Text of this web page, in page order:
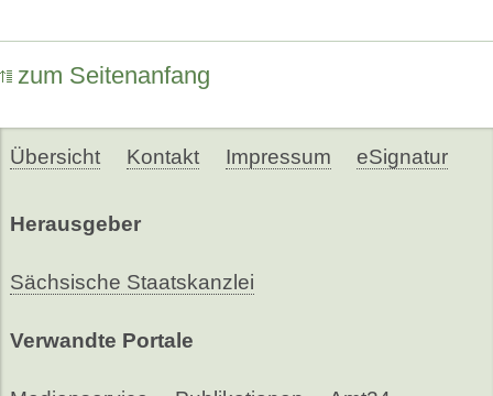
zum Seitenanfang
Übersicht Kontakt Impressum eSignatur
Herausgeber
Sächsische Staatskanzlei
Verwandte Portale